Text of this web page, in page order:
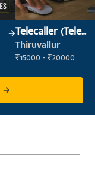
Telecaller (Tele
Sales)
Thiruvallur
₹15000 - ₹20000